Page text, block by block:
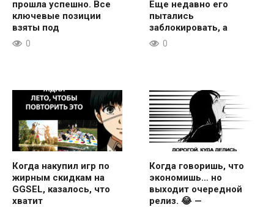
прошла успешно. Все
ключевые позиции
взяты под
0
Еще недавно его
пытались
заблокировать, а
0
Когда накупил игр по
жирным скидкам на
GGSEL, казалось, что
хватит
Когда говоришь, что
экономишь… но
выходит очередной
релиз. 😂 —